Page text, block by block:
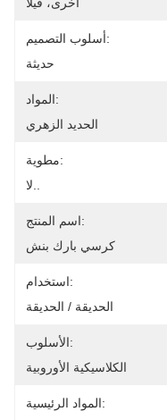
أسلوب التصميم:
حديثة
المواد:
الحديد الزهري
مطوية:
اسم المنتج:
كرسي بارك بنش
استخدام:
الحديقة / الحديقة
الأسلوب:
الكلاسيكية الأوروبية
المواد الرئيسية: